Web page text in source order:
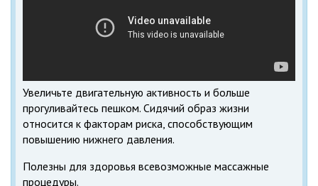
Увеличьте двигательную активность и больше
прогуливайтесь пешком. Сидячий образ жизни
относится к факторам риска, способствующим
повышению нижнего давления.
Полезны для здоровья всевозможные массажные
процедуры.